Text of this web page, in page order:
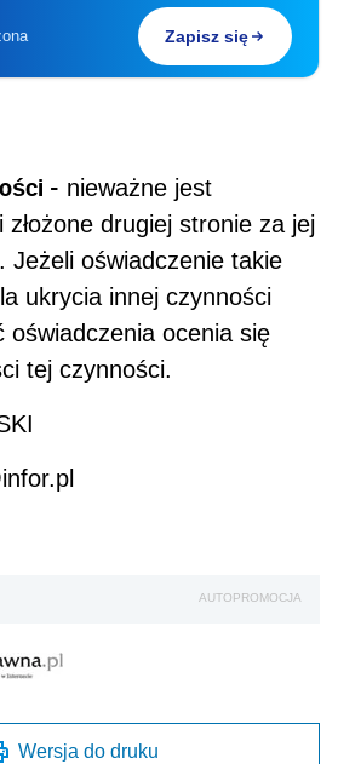
Zapisz się
- nieważne jest
złożone drugiej stronie za jej
Jeżeli oświadczenie takie
ukrycia innej czynności
oświadczenia ocenia się
tej czynności.
AUTOPROMOCJA
Wersja do druku